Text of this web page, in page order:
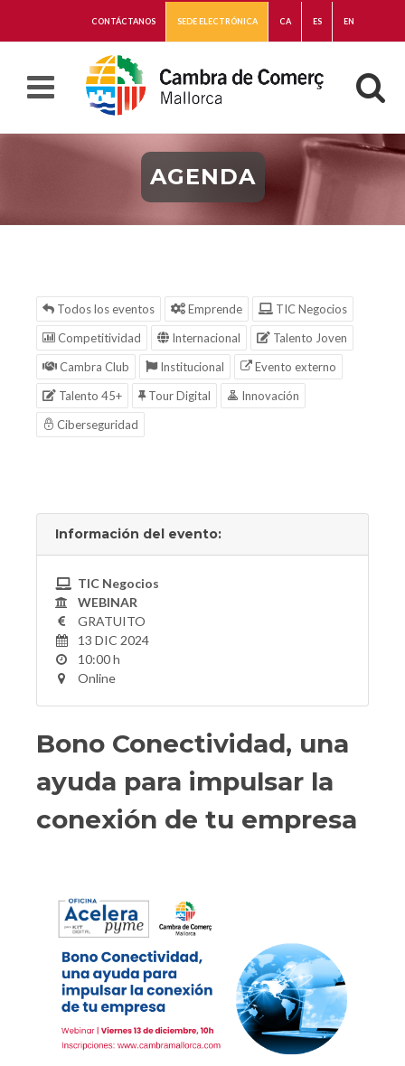
CONTÁCTANOS SEDE ELECTRÓNICA CA ES EN
AGENDA
Todos los eventos Emprende
TIC Negocios
Competitividad
Internacional
Talento Joven
Cambra Club
Institucional
Evento externo
Talento 45+
Tour Digital
Innovación
Ciberseguridad
Información del evento:
TIC Negocios
WEBINAR
GRATUITO
13 DIC 2024
10:00 h
Online
Bono Conectividad, una
ayuda para impulsar la
conexión de tu empresa